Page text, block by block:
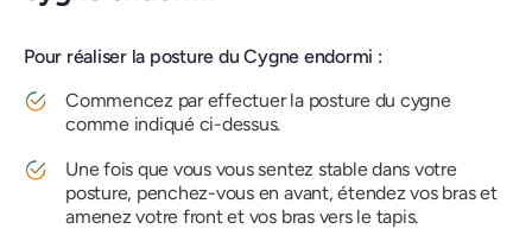
Pour réaliser la posture du Cygne endormi :
Commencez par effectuer la posture du cygne
comme indiqué ci-dessus.
Une fois que vous vous sentez stable dans votre
posture, penchez-vous en avant, étendez vos bras et
amenez votre front et vos bras vers le tapis.